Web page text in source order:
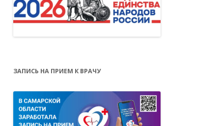
ЗАПИСЬ НА ПРИЕМ К ВРАЧУ